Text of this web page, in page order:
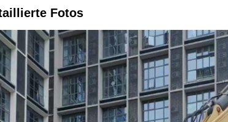
Fotos